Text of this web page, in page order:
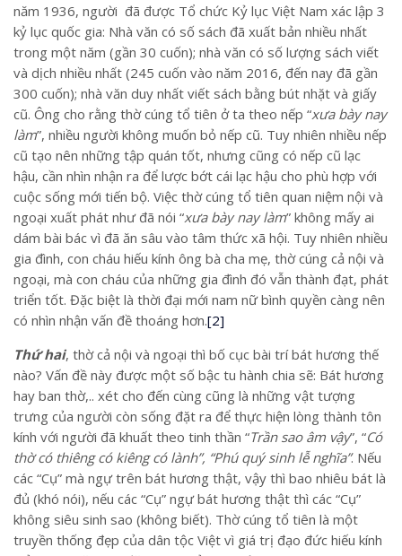
năm 1936, người đã được Tổ chức Kỷ lục Việt Nam xác lập 3
kỷ lục quốc gia: Nhà văn có số sách đã xuất bản nhiều nhất
trong một năm (gần 30 cuốn); nhà văn có số lượng sách viết
và dịch nhiều nhất (245 cuốn vào năm 2016, đến nay đã gần
300 cuốn); nhà văn duy nhất viết sách bằng bút nhặt và giấy
cũ. Ông cho rằng thờ cúng tổ tiên ở ta theo nếp “xưa bày nay
làm”, nhiều người không muốn bỏ nếp cũ. Tuy nhiên nhiều nếp
cũ tạo nên những tập quán tốt, nhưng cũng có nếp cũ lạc
hậu, cần nhìn nhận ra để lược bớt cái lạc hậu cho phù hợp với
cuộc sống mới tiến bộ. Việc thờ cúng tổ tiên quan niệm nội và
ngoại xuất phát như đã nói “xưa bày nay làm” không mấy ai
dám bài bác vì đã ăn sâu vào tâm thức xã hội. Tuy nhiên nhiều
gia đình, con cháu hiếu kính ông bà cha mẹ, thờ cúng cả nội và
ngoại, mà con cháu của những gia đình đó vẫn thành đạt, phát
triển tốt. Đặc biệt là thời đại mới nam nữ bình quyền càng nên
có nhìn nhận vấn đề thoáng hơn.[2]
Thứ hai, thờ cả nội và ngoại thì bố cục bài trí bát hương thế
nào? Vấn đề này được một số bậc tu hành chia sẽ: Bát hương
hay ban thờ,.. xét cho đến cùng cũng là những vật tượng
trưng của người còn sống đặt ra để thực hiện lòng thành tôn
kính với người đã khuất theo tinh thần “Trần sao âm vậy”, “Có
thờ có thiêng có kiêng có lành”, “Phú quý sinh lễ nghĩa”. Nếu
các “Cụ” mà ngự trên bát hương thật, vậy thì bao nhiêu bát là
đủ (khó nói), nếu các “Cụ” ngự bát hương thật thì các “Cụ”
không siêu sinh sao (không biết). Thờ cúng tổ tiên là một
truyền thống đẹp của dân tộc Việt vì giá trị đạo đức hiếu kính